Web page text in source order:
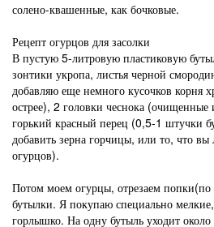
солено-квашенные, как бочковые.
Рецепт огурцов для засолки
В пустую 5-литровую пластиковую
зонтики укропа, листья черной
добавляю еще немного кусочков корня
острее), 2 головки чеснока (очищенные
горький красный перец (0,5-1 штучки
добавить зерна горчицы, или то, что вы
огурцов).
Потом моем огурцы, отрезаем
бутылки. Я покупаю специально
горлышко. На одну бутыль уходит